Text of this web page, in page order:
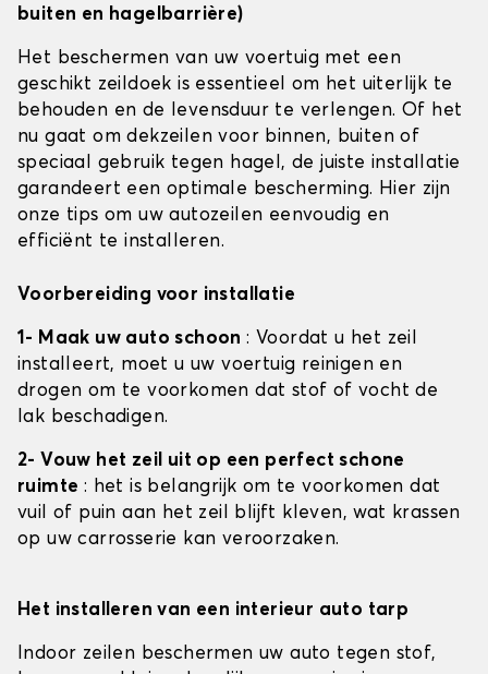
buiten en hagelbarrière)
Het beschermen van uw voertuig met een
geschikt zeildoek is essentieel om het uiterlijk te
behouden en de levensduur te verlengen. Of het
nu gaat om dekzeilen voor binnen, buiten of
speciaal gebruik tegen hagel, de juiste installatie
garandeert een optimale bescherming. Hier zijn
onze tips om uw autozeilen eenvoudig en
efficiënt te installeren.
Voorbereiding voor installatie
1- Maak uw auto schoon: Voordat u het zeil
installeert, moet u uw voertuig reinigen en
drogen om te voorkomen dat stof of vocht de
lak beschadigen.
2- Vouw het zeil uit op een perfect schone
ruimte : het is belangrijk om te voorkomen dat
vuil of puin aan het zeil blijft kleven, wat krassen
op uw carrosserie kan veroorzaken.
Het installeren van een interieur auto tarp
Indoor zeilen beschermen uw auto tegen stof,